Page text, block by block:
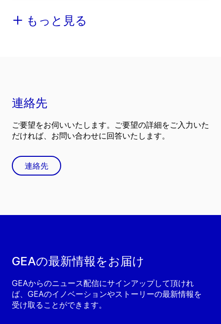
もっと見る
GEAの最新情報をお届け
GEAからのニュース配信にサインアップして頂けれ
ば、GEAのイノベーションやストーリーの最新情報を
受け取ることができます。
連絡先
ご要望をお伺いいたします。ご要望の詳細をご入力いた
だければ、お問い合わせに回答いたします。
連絡先